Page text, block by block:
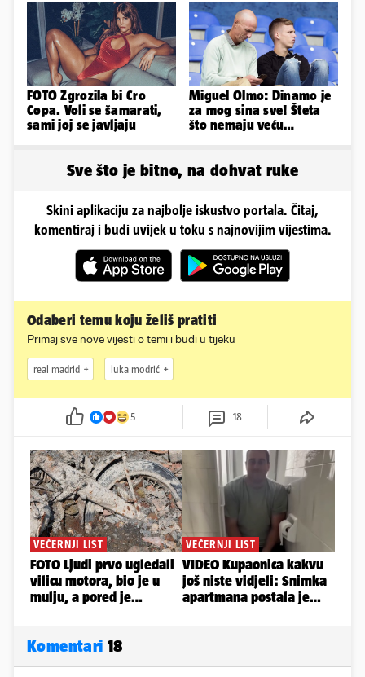
idila!
FOTO Zgrozila bi Cro
Copa. Voli se šamarati,
sami joj se javljaju
Miguel Olmo: Dinamo je
za mog sina sve! Šteta
što nemaju veću
Sve što je bitno, na dohvat ruke
Skini aplikaciju za najbolje iskustvo portala. Čitaj,
komentiraj i budi uvijek u toku s najnovijim vijestima.
Odaberi temu koju želiš pratiti
Primaj sve nove vijesti o temi i budi u tijeku
real madrid luka modrić
5 18
Komentari 18